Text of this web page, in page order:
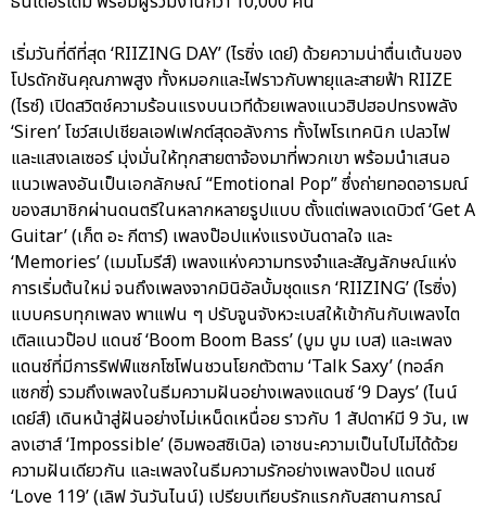
เริ่มวันที่ดีที่สุด ‘RIIZING DAY’ (ไรซิ่ง เดย์) ด้วยความน่าตื่นเต้นของ
โปรดักชันคุณภาพสูง ทั้งหมอกและไฟราวกับพายุและสายฟ้า RIIZE
(ไรซ์) เปิดสวิตช์ความร้อนแรงบนเวทีด้วยเพลงแนวฮิปฮอปทรงพลัง
‘Siren’ โชว์สเปเชียลเอฟเฟกต์สุดอลังการ ทั้งไพโรเทคนิก เปลวไฟ
และแสงเลเซอร์ มุ่งมั่นให้ทุกสายตาจ้องมาที่พวกเขา พร้อมนำเสนอ
แนวเพลงอันเป็นเอกลักษณ์ “Emotional Pop” ซึ่งถ่ายทอดอารมณ์
ของสมาชิกผ่านดนตรีในหลากหลายรูปแบบ ตั้งแต่เพลงเดบิวต์ ‘Get A
Guitar’ (เก็ต อะ กีตาร์) เพลงป๊อปแห่งแรงบันดาลใจ และ
‘Memories’ (เมมโมรีส์) เพลงแห่งความทรงจำและสัญลักษณ์แห่ง
การเริ่มต้นใหม่ จนถึงเพลงจากมินิอัลบั้มชุดแรก ‘RIIZING’ (ไรซิ่ง)
แบบครบทุกเพลง พาแฟน ๆ ปรับจูนจังหวะเบสให้เข้ากันกับเพลงไต
เติลแนวป๊อป แดนซ์ ‘Boom Boom Bass’ (บูม บูม เบส) และเพลง
แดนซ์ที่มีการริฟฟ์แซกโซโฟนชวนโยกตัวตาม ‘Talk Saxy’ (ทอล์ก
แซกซี่) รวมถึงเพลงในธีมความฝันอย่างเพลงแดนซ์ ‘9 Days’ (ไนน์
เดย์ส์) เดินหน้าสู่ฝันอย่างไม่เหน็ดเหนื่อย ราวกับ 1 สัปดาห์มี 9 วัน, เพ
ลงเฮาส์ ‘Impossible’ (อิมพอสซิเบิล) เอาชนะความเป็นไปไม่ได้ด้วย
ความฝันเดียวกัน และเพลงในธีมความรักอย่างเพลงป๊อป แดนซ์
‘Love 119’ (เลิฟ วันวันไนน์) เปรียบเทียบรักแรกกับสถานการณ์